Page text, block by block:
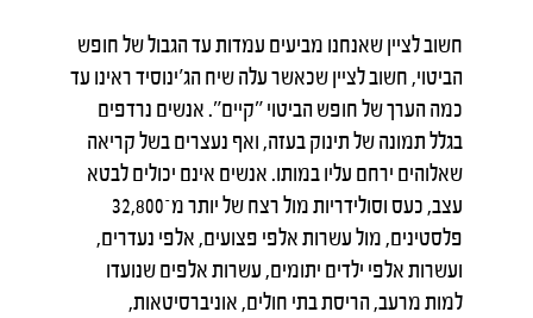
חשוב לציין שאנחנו מביעים עמדות עד הגבול של חופש
הביטוי, חשוב לציין שכאשר עלה שיח הג'ינוסיד ראינו עד
כמה הערך של חופש הביטוי ״קיים״. אנשים נרדפים
בגלל תמונה של תינוק בעזה, ואף נעצרים בשל קריאה
שאלוהים ירחם עליו במותו. אנשים אינם יכולים לבטא
עצב, כעס וסולידריות מול רצח של יותר מ־32,800
פלסטינים, מול עשרות אלפי פצועים, אלפי נעדרים,
ועשרות אלפי ילדים יתומים, עשרות אלפים שנועדו
למות מרעב, הריסת בתי חולים, אוניברסיטאות,